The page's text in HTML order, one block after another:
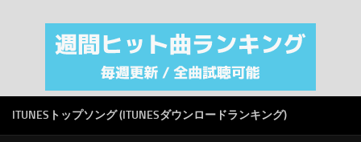
注目カテゴリ
オリジナルiTunes週間トップソング
ITUNESトップソング (ITUNESダウンロードランキング)